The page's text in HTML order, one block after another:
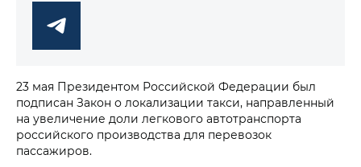
23 мая Президентом Российской Федерации был
подписан Закон о локализации такси, направленный
на увеличение доли легкового автотранспорта
российского производства для перевозок
пассажиров.